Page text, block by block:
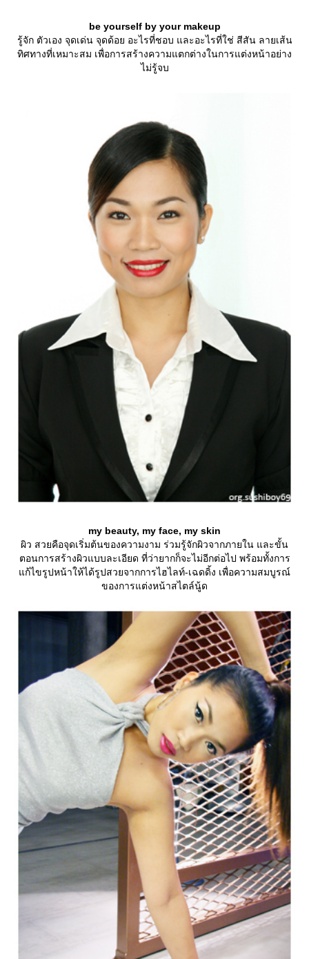
be yourself by your makeup
รู้จัก ตัวเอง จุดเด่น จุดด้อย อะไรที่ชอบ และอะไรที่ใช่ สีสัน ลายเส้น
ทิศทางที่เหมาะสม เพื่อการสร้างความแตกต่างในการแต่งหน้าอย่าง
ไม่รู้จบ
my beauty, my face, my skin
ผิว สวยคือจุดเริ่มต้นของความงาม ร่วมรู้จักผิวจากภายใน และขั้น
ตอนการสร้างผิวแบบละเอียด ที่ว่ายากก็จะไม่อีกต่อไป พร้อมทั้งการ
ก้ไขรูปหน้าให้ได้รูปสวยจากการไฮไลท์-เฉดดิ้ง เพื่อความสมบูรณ์
ของการแต่งหน้าสไตล์นู้ด